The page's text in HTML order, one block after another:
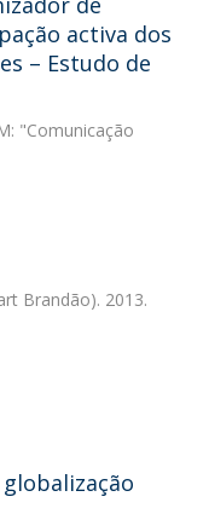
activa dos
– Estudo de
"Comunicação
Brandão). 2013.